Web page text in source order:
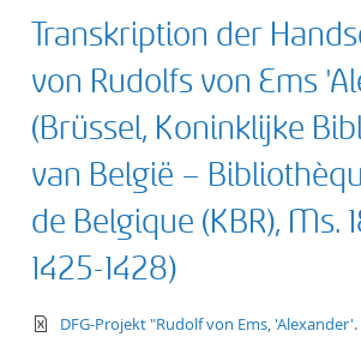
Transkription der
von Rudolfs von Ems
(Brüssel, Koninklijke
van België –
de Belgique (KBR), Ms.
1425-1428)
text/xml
DFG-Projekt "Rudolf von Ems,